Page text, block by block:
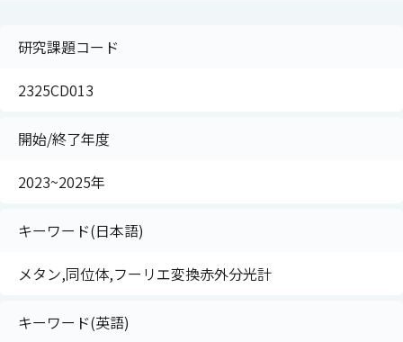
研究課題コード
2325CD013
開始/終了年度
2023~2025年
キーワード(日本語)
メタン,同位体,フーリエ変換赤外分光計
キーワード(英語)